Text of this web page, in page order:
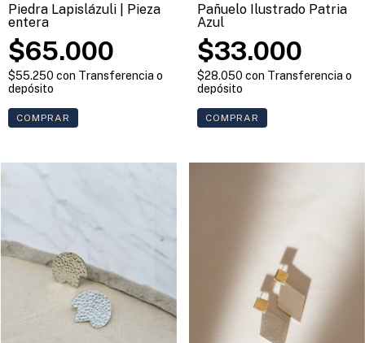
Piedra Lapislázuli | Pieza
entera
$65.000
$55.250 con Transferencia o
depósito
Pañuelo Ilustrado Patria
Azul
$33.000
$28.050 con Transferencia o
depósito
COMPRAR